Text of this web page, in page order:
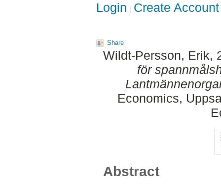
Login Create Account
Share
Wildt-Persson, Erik,
för
Economics,
Abstract